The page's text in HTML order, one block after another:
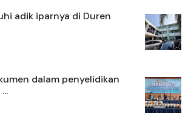
adik iparnya di Duren
dalam penyelidikan